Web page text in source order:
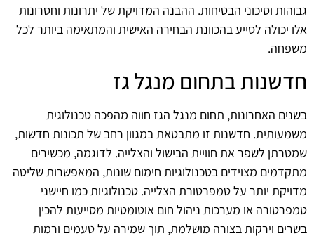
גבוהות וסיכוני הבטיחות. ההבנה המדויקת של יתרונות וחסרונות
אלו יכולה לסייע בהכוונת הבחירה האישית והמתאימה ביותר לכל
משפחה.
חדשנות בתחום מנגל גז
בשנים האחרונות, תחום מנגל הגז חווה מהפכה טכנולוגית
משמעותית. חדשנות זו מתבטאת במגוון רחב של תכונות חדשות,
שמטרתן לשפר את חוויית הבישול והצלייה. לדוגמה, מכשירים
מתקדמים מצוידים בטכנולוגיות חימום שונות, המאפשרות שליטה
מדויקת יותר על טמפרטורת הצלייה. טכנולוגיות כמו חיישני
טמפרטורה או מערכות ניהול חום אוטומטיות מסייעות להכין
בשרים וירקות בצורה מושלמת, תוך שמירה על טעמים ורמות